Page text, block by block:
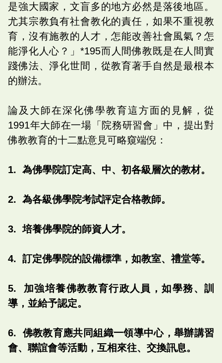
是強大國家，文盲多的地方必然是落後地區。
尤其宗教負有社會教化的責任，如果不重視教
育，沒有施教的人才，怎能改善社會風氣？怎
能淨化人心？」*195而人間佛教既是在人間實
踐佛法、淨化世間，從教育著手自然是最根本
的辦法。
論及大師在深化佛學教育這方面的見解，從
1991年大師在一場「院務研習會」中，提出對
佛教教育的十二點意見可略窺端倪：
1. 為佛學院訂定高、中、初各級層次的教材。
2. 為各級佛學院考試評定合格教師。
3. 培養佛學院的師資人才。
4. 訂定佛學院的設備標準，如教室、禮堂等。
5. 加強培養佛教教育行政人員，如學務、訓
導，並給予認定。
6. 佛教教育應共同組織一領導中心，舉辦講習
會、聯誼會等活動，互相來往、交換訊息。